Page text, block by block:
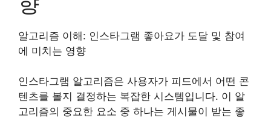
알고리즘 이해: 인스타그램 좋아요가 도달 및 참여
에 미치는 영향
인스타그램 알고리즘은 사용자가 피드에서 어떤 콘
텐츠를 볼지 결정하는 복잡한 시스템입니다. 이 알
고리즘의 중요한 요소 중 하나는 게시물이 받는 좋